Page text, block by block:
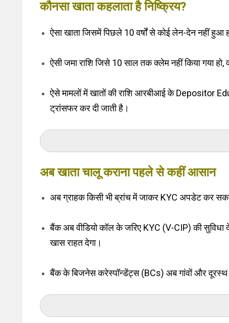
कौनसा खाता कहलाता है निष्क्रिय?
ऐसा खाता जिसमें पिछले 10 वर्षों से कोई लेन-देन नहीं हुआ
ऐसी जमा राशि जिसे 10 साल तक क्लेम नहीं किया गया
ऐसे मामलों में खातों की राशि आरबीआई के Depositor
ट्रांसफर कर दी जाती है।
अब खाता चालू कराना पहले से कहीं आसान
अब ग्राहक किसी भी ब्रांच में जाकर KYC अपडेट कर
बैंक अब वीडियो कॉल के जरिए KYC (V-CIP) की सुविधा
खास राहत देगा।
बैंक के बिजनेस करेस्पॉन्डेंट्स (BCs) अब गांवों और दूरस्थ